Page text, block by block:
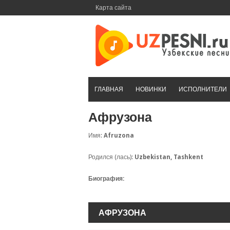
Карта сайта
ГЛАВНАЯ НОВИНКИ ИСПОЛНИТЕЛИ
Афрузона
Имя: Afruzona
Родился (лась): Uzbekistan, Tashkent
Биография:
АФРУЗОНА